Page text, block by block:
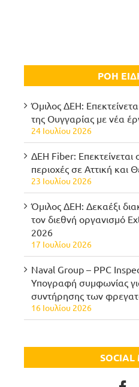
ΡΟΗ
Όμιλος ΔΕΗ:
της Ουγγαρίας με νέα
24 Ιουλίου 2026
ΔΕΗ Fiber: Επεκτείνεται
περιοχές σε Αττική και
23 Ιουλίου 2026
Όμιλος ΔΕΗ: Δεκαέξι
τον διεθνή οργανισμό
2026
17 Ιουλίου 2026
Naval Group – PPC
Υπογραφή συμφωνίας
συντήρησης των
16 Ιουλίου 2026
SOCIAL